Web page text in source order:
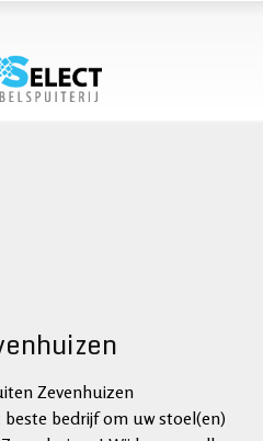
bedrijf om uw stoel(en)